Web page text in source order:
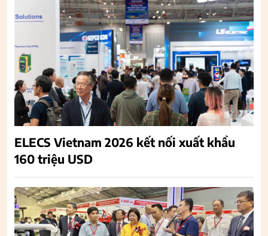
ELECS Vietnam 2026 kết nối xuất khẩu
160 triệu USD